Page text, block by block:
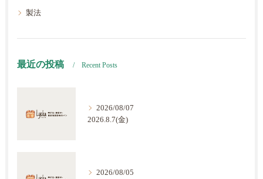
製法
最近の投稿 Recent Posts
2026/08/07
2026.8.7(金)
2026/08/05